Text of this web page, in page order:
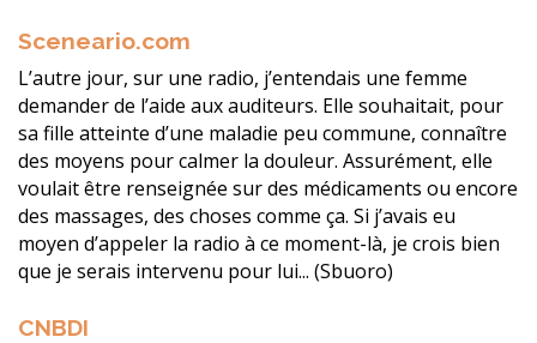
Sceneario.com
L’autre jour, sur une radio, j’entendais une femme
demander de l’aide aux auditeurs. Elle souhaitait, pour
sa fille atteinte d’une maladie peu commune, connaître
des moyens pour calmer la douleur. Assurément, elle
voulait être renseignée sur des médicaments ou encore
des massages, des choses comme ça. Si j’avais eu
moyen d’appeler la radio à ce moment-là, je crois bien
que je serais intervenu pour lui... (Sbuoro)
CNBDI